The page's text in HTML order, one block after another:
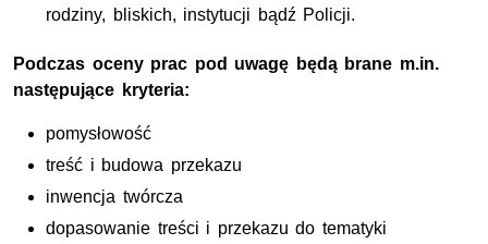
rodziny, bliskich, instytucji bądź Policji.
Podczas oceny prac pod uwagę będą brane m.in.
następujące kryteria:
pomysłowość
treść i budowa przekazu
inwencja twórcza
dopasowanie treści i przekazu do tematyki